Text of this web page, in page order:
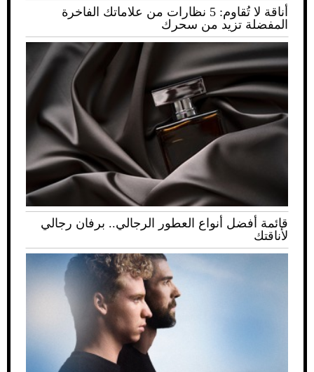
أناقة لا تُقاوم: 5 نظارات من علاماتك الفاخرة
المفضلة تزيد من سحرك
قائمة أفضل أنواع العطور الرجالي.. برفان رجالي
لأناقتك